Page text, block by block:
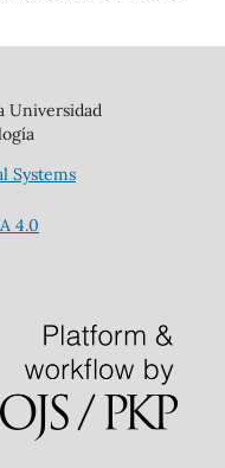
Universidad
Systems
4.0